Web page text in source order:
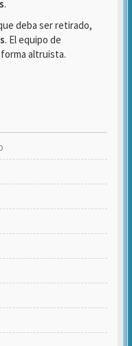
.
deba ser retirado,
. El equipo de
altruista.